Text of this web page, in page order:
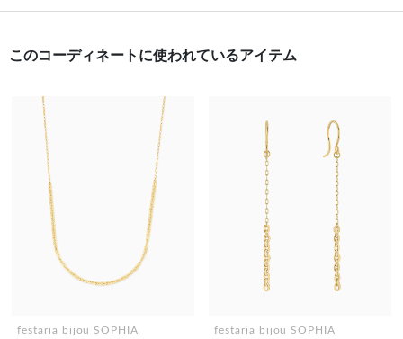
このコーディネートに使われているアイテム
festaria bijou SOPHIA
festaria bijou SOPHIA